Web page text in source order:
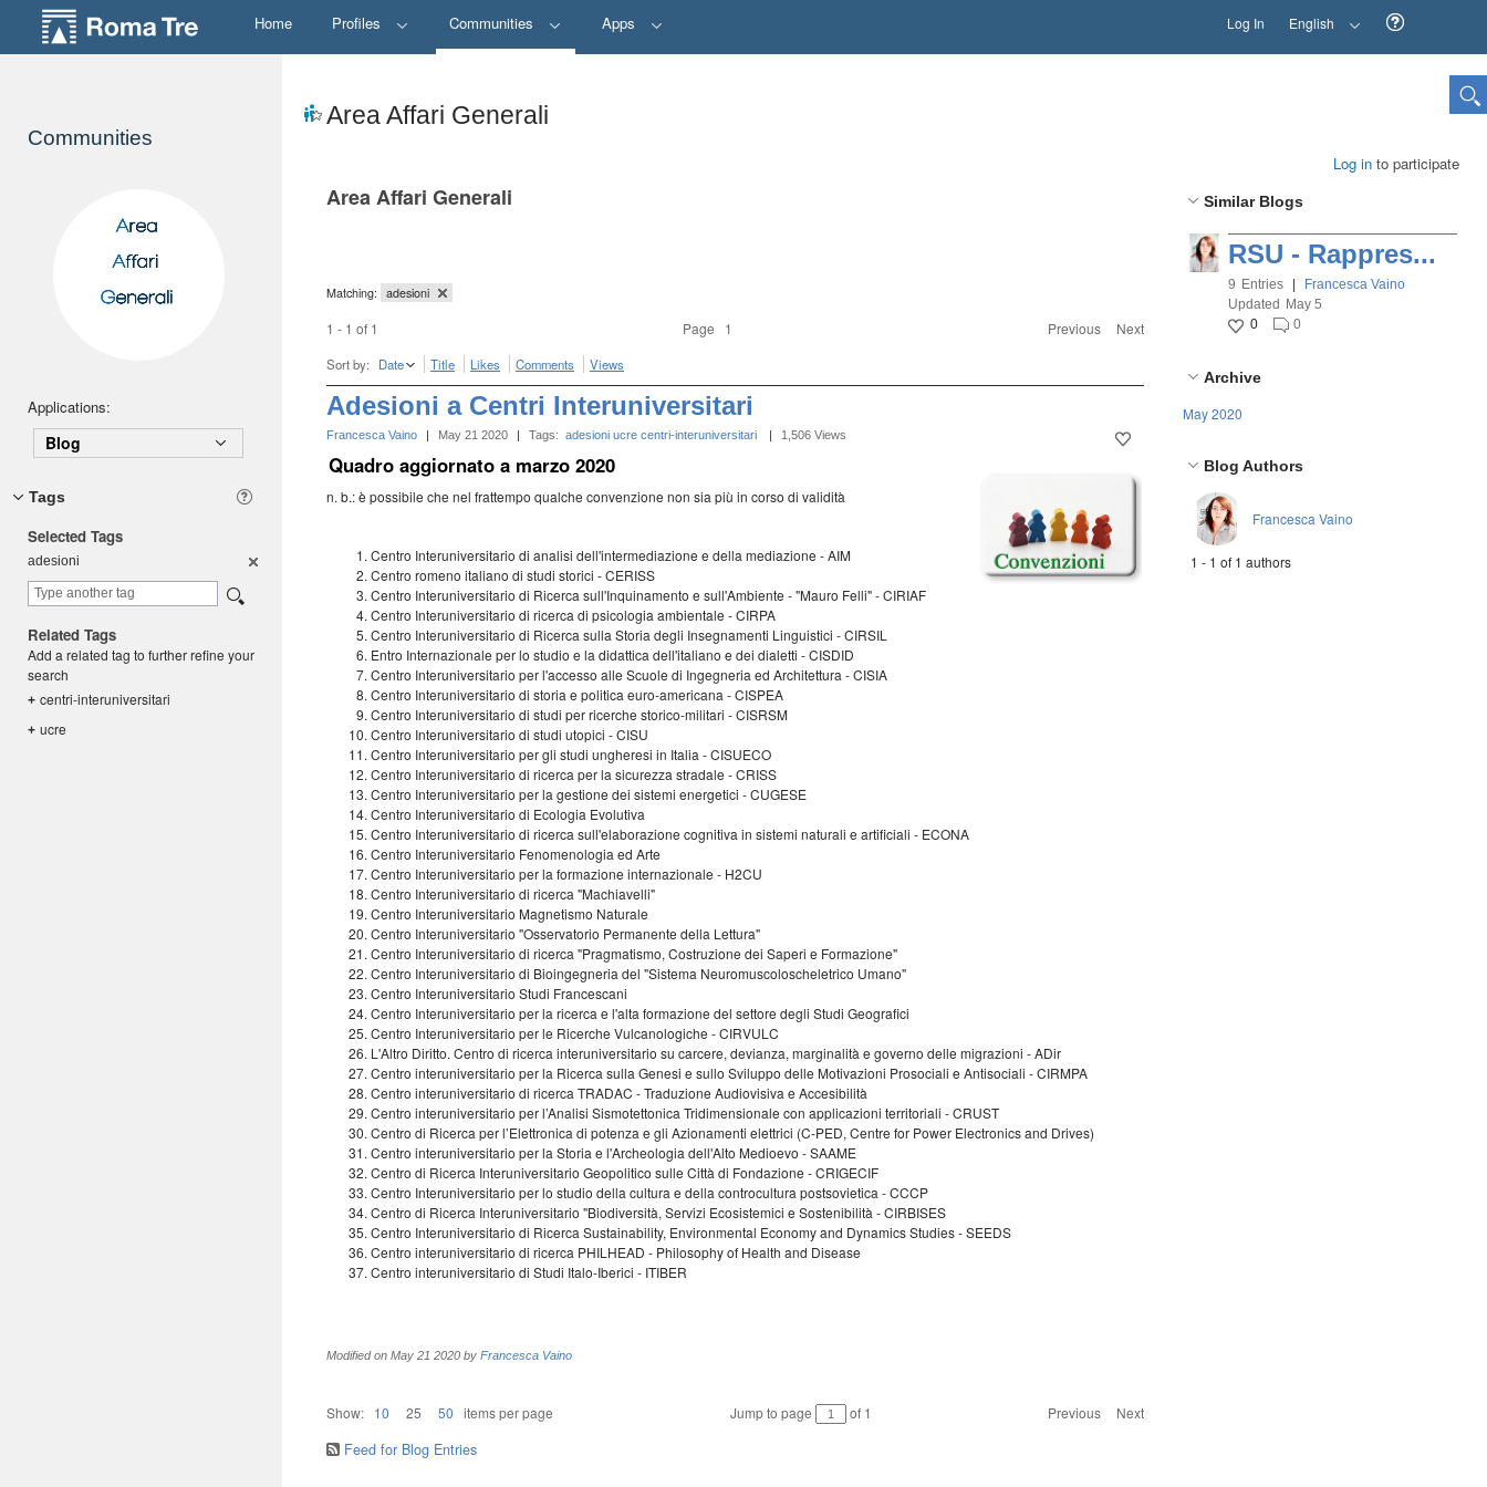
Home Profiles Communities Apps Log In English
Communities
Area Affari Generali
Log in to participate
Applications:
Blog
Tags
Selected Tags
adesioni
Related Tags
Add a related tag to further refine your
search
+ centri-interuniversitari
+ ucre
Similar Blogs
RSU - Rappres...
9 Entries
Francesca Vaino
Updated
May 5
0
0
Archive
May 2020
Blog Authors
Francesca Vaino
1 - 1 of 1 authors
Area Affari Generali
Matching: adesioni
1 - 1 of 1 Previous Next
Page 1
Sort by: Date Title Likes Comments Views
Adesioni a Centri Interuniversitari
Francesca Vaino | May 21 2020 | Tags: adesioni ucre centri-interuniversitari | 1,506 Views
Quadro aggiornato a marzo 2020
n. b.: è possibile che nel frattempo qualche convenzione non sia più in corso di validità
Centro Interuniversitario di analisi dell'intermediazione e della mediazione - AIM
Centro romeno italiano di studi storici - CERISS
Centro Interuniversitario di Ricerca sull'Inquinamento e sull'Ambiente - "Mauro Felli" - CIRIAF
Centro Interuniversitario di ricerca di psicologia ambientale - CIRPA
Centro Interuniversitario di Ricerca sulla Storia degli Insegnamenti Linguistici - CIRSIL
Entro Internazionale per lo studio e la didattica dell'italiano e dei dialetti - CISDID
Centro Interuniversitario per l'accesso alle Scuole di Ingegneria ed Architettura - CISIA
Centro Interuniversitario di storia e politica euro-americana - CISPEA
Centro Interuniversitario di studi per ricerche storico-militari - CISRSM
Centro Interuniversitario di studi utopici - CISU
Centro Interuniversitario per gli studi ungheresi in Italia - CISUECO
Centro Interuniversitario di ricerca per la sicurezza stradale - CRISS
Centro Interuniversitario per la gestione dei sistemi energetici - CUGESE
Centro Interuniversitario di Ecologia Evolutiva
Centro Interuniversitario di ricerca sull'elaborazione cognitiva in sistemi naturali e artificiali - ECONA
Centro Interuniversitario Fenomenologia ed Arte
Centro Interuniversitario per la formazione internazionale - H2CU
Centro Interuniversitario di ricerca "Machiavelli"
Centro Interuniversitario Magnetismo Naturale
Centro Interuniversitario "Osservatorio Permanente della Lettura"
Centro Interuniversitario di ricerca "Pragmatismo, Costruzione dei Saperi e Formazione"
Centro Interuniversitario di Bioingegneria del "Sistema Neuromuscoloscheletrico Umano"
Centro Interuniversitario Studi Francescani
Centro Interuniversitario per la ricerca e l'alta formazione del settore degli Studi Geografici
Centro Interuniversitario per le Ricerche Vulcanologiche - CIRVULC
L'Altro Diritto. Centro di ricerca interuniversitario su carcere, devianza, marginalità e governo delle migrazioni - ADir
Centro interuniversitario per la Ricerca sulla Genesi e sullo Sviluppo delle Motivazioni Prosociali e Antisociali - CIRMPA
Centro interuniversitario di ricerca TRADAC - Traduzione Audiovisiva e Accesibilità
Centro interuniversitario per l’Analisi Sismotettonica Tridimensionale con applicazioni territoriali - CRUST
Centro di Ricerca per l’Elettronica di potenza e gli Azionamenti elettrici (C-PED, Centre for Power Electronics and Drives)
Centro interuniversitario per la Storia e l'Archeologia dell'Alto Medioevo - SAAME
Centro di Ricerca Interuniversitario Geopolitico sulle Città di Fondazione - CRIGECIF
Centro Interuniversitario per lo studio della cultura e della controcultura postsovietica - CCCP
Centro di Ricerca Interuniversitario "Biodiversità, Servizi Ecosistemici e Sostenibilità - CIRBISES
Centro Interuniversitario di Ricerca Sustainability, Environmental Economy and Dynamics Studies - SEEDS
Centro interuniversitario di ricerca PHILHEAD - Philosophy of Health and Disease
Centro interuniversitario di Studi Italo-Iberici - ITIBER
Modified on May 21 2020 by Francesca Vaino
Show: 10 25 50 items per page Previous Next
Jump to page of 1
Feed for Blog Entries